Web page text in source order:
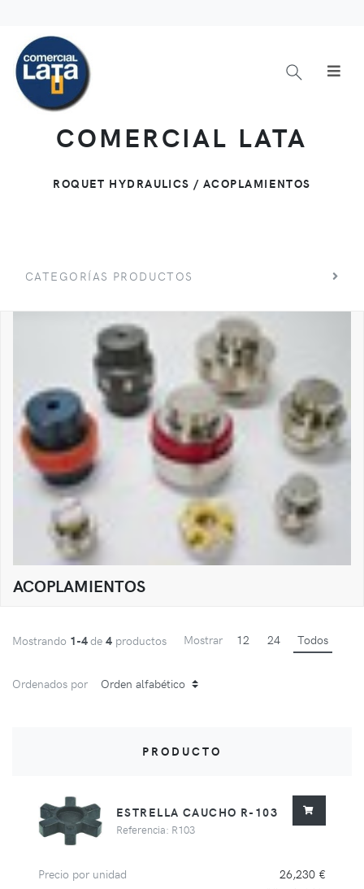
COMERCIAL LATA
ROQUET HYDRAULICS / ACOPLAMIENTOS
CATEGORÍAS PRODUCTOS
ACOPLAMIENTOS
Mostrando 1-4de 4 productos Mostrar 12 24 Todos
Ordenados por
PRODUCTO
ESTRELLA CAUCHO R-103
Referencia: R103
Precio por unidad 26,230 €